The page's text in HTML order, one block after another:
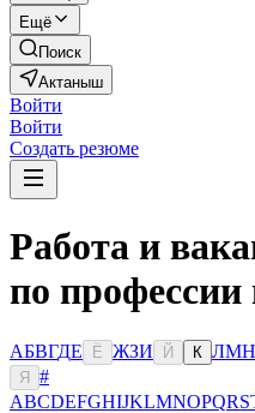
Ещё
Поиск
Актаныш
Войти
Войти
Создать резюме
Работа и
по
АБВГДЕ Ё ЖЗИ Й К ЛМН
Я
#
ABCDEFGHIJKLMNOPQRS